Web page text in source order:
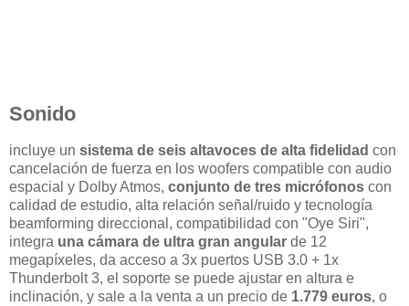
Sonido
incluye un sistema de seis altavoces de alta fidelidad con
cancelación de fuerza en los woofers compatible con audio
espacial y Dolby Atmos, conjunto de tres micrófonos con
calidad de estudio, alta relación señal/ruido y tecnología
beamforming direccional, compatibilidad con "Oye Siri",
integra una cámara de ultra gran angular de 12
megapíxeles, da acceso a 3x puertos USB 3.0 + 1x
Thunderbolt 3, el soporte se puede ajustar en altura e
inclinación, y sale a la venta a un precio de 1.779 euros, o